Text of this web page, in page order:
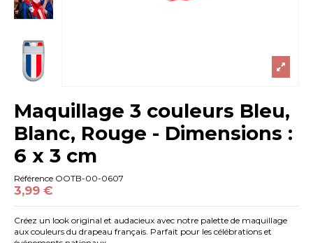
Maquillage 3 couleurs Bleu,
Blanc, Rouge - Dimensions :
6 x 3 cm
Référence OOTB-00-0607
3,99 €
Créez un look original et audacieux avec notre palette de maquillage
aux couleurs du drapeau français. Parfait pour les célébrations et